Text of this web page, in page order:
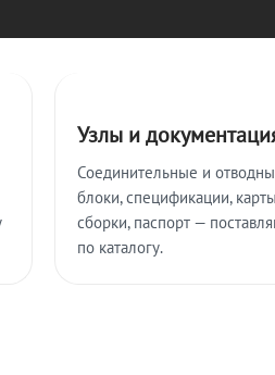
Узлы и
Соединительные и
блоки, спецификации, карты
сборки, паспорт —
по каталогу.